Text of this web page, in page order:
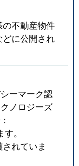
不動産物件
に公開され
ーマーク認
ノロジーズ
。
れていま